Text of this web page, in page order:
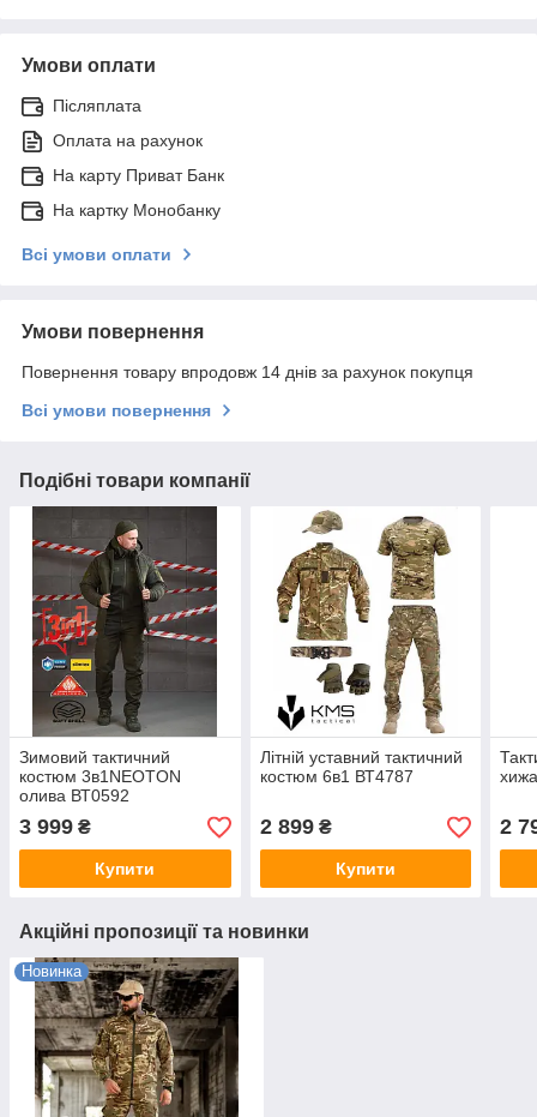
Умови оплати
Післяплата
Оплата на рахунок
На карту Приват Банк
На картку Монобанку
Всі умови оплати
Умови повернення
Повернення товару впродовж 14 днів за рахунок покупця
Всі умови повернення
Подібні товари компанії
Зимовий тактичний
костюм 3в1NEOTON
олива ВТ0592
3 999 ₴
Купити
Літній уставний тактичний
костюм 6в1 ВТ4787
2 899₴
Купити
2
Акційні пропозиції та новинки
Новинка